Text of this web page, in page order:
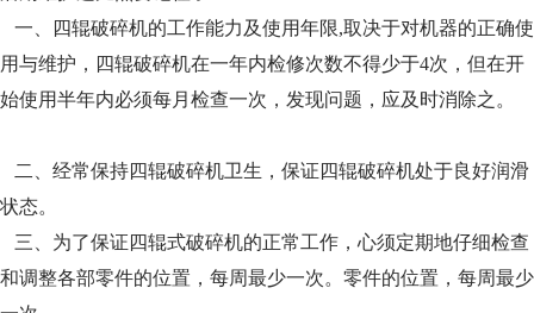
一、四辊破碎机的工作能力及使用年限,取决于对机器的正确使
用与维护，四辊破碎机在一年内检修次数不得少于4次，但在开
始使用半年内必须每月检查一次，发现问题，应及时消除之。
二、经常保持四辊破碎机卫生，保证四辊破碎机处于良好润滑
状态。
三、为了保证四辊式破碎机的正常工作，心须定期地仔细检查
和调整各部零件的位置，每周最少一次。零件的位置，每周最少